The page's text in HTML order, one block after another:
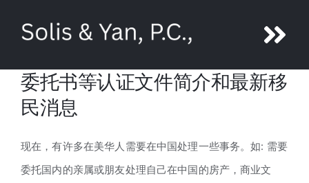
About Ni Yan
Legal Services
委托书等认证文件简介和最新移
民消息
现在，有许多在美华人需要在中国处理一些事务。如: 需要
委托国内的亲属或朋友处理自己在中国的房产，商业文